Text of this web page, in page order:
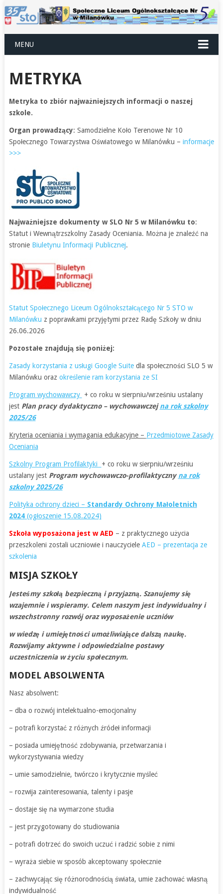
MENU
METRYKA
Metryka to zbiór najważniejszych informacji o naszej
szkole.
Organ prowadzący: Samodzielne Koło Terenowe Nr 10
Społecznego Towarzystwa Oświatowego w Milanówku – informacje
>>>
Najważniejsze dokumenty w SLO Nr 5 w Milanówku to:
Statut i Wewnątrzszkolny Zasady Oceniania. Można je znaleźć na
stronie Biuletynu Informacji Publicznej.
Statut Społecznego Liceum Ogólnokształcącego Nr 5 STO w
Milanówku z poprawkami przyjętymi przez Radę Szkoły w dniu
26.06.2026
Pozostałe znajdują się poniżej:
Zasady korzystania z usługi Google Suitedla społeczności SLO 5 w
Milanówku oraz określenie ram korzystania ze SI
Program wychowawczy + co roku w sierpniu/wrześniu ustalany
jest Plan pracy dydaktyczno – wychowawczejna rok szkolny
2025/26
Kryteria oceniania i wymagania edukacyjne – Przedmiotowe Zasady
Oceniania
Szkolny Program Profilaktyki + co roku w sierpniu/wrześniu
ustalany jest Program wychowawczo-profilaktycznyna rok
szkolny 2025/26
Polityka ochrony dzieci – Standardy Ochrony Małoletnich
2024(ogłoszenie 15.08.2024)
Szkoła wyposażona jest w AED – z praktycznego użycia
przeszkoleni zostali uczniowie i nauczyciele AED – prezentacja ze
szkolenia
MISJA SZKOŁY
Jesteśmy szkołą bezpieczną i przyjazną. Szanujemy się
wzajemnie i wspieramy. Celem naszym jest indywidualny i
wszechstronny rozwój oraz wyposażenie uczniów
w wiedzę i umiejętności umożliwiające dalszą naukę.
Rozwijamy aktywne i odpowiedzialne postawy
uczestniczenia w życiu społecznym.
MODEL ABSOLWENTA
Nasz absolwent:
– dba o rozwój intelektualno-emocjonalny
– potrafi korzystać z różnych źródeł informacji
– posiada umiejętność zdobywania, przetwarzania i
wykorzystywania wiedzy
– umie samodzielnie, twórczo i krytycznie myśleć
– rozwija zainteresowania, talenty i pasje
– dostaje się na wymarzone studia
– jest przygotowany do studiowania
– potrafi dotrzeć do swoich uczuć i radzić sobie z nimi
– wyraża siebie w sposób akceptowany społecznie
– zachwycając się różnorodnością świata, umie zachować własną
indywidualność